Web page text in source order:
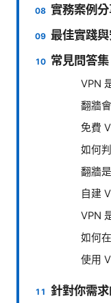
實務案例
最佳實踐
常見問答集
VPN
翻牆
免費
如何
翻牆
自建
VPN
如何
使用
針對你需